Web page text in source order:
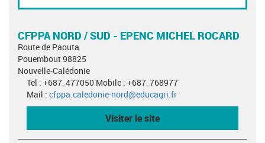
CFPPA NORD / SUD - EPENC MICHEL ROCARD
Route de Paouta
Pouembout 98825
Nouvelle-Calédonie
Tel : +687_477050 Mobile : +687_768977
Mail : cfppa.caledonie-nord@educagri.fr
Visiter le site